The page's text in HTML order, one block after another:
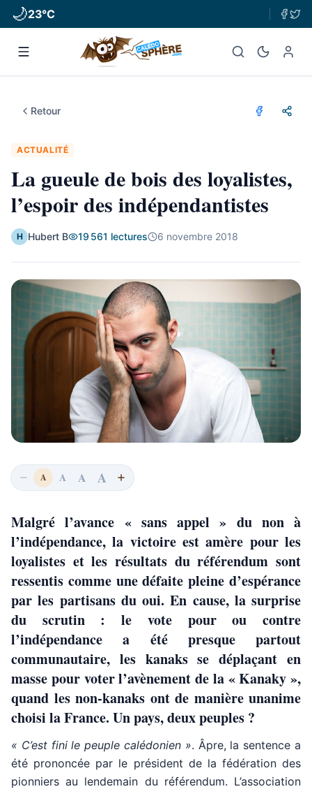
🌙23°C
Retour
ACTUALITÉ
La gueule de bois des loyalistes,
l’espoir des indépendantistes
H Hubert B 19 561 lectures 6 novembre 2018
A A A A
Malgré l’avance « sans appel » du non à
l’indépendance, la victoire est amère pour les
loyalistes et les résultats du référendum sont
ressentis comme une défaite pleine d’espérance
par les partisans du oui. En cause, la surprise
du scrutin : le vote pour ou contre
l’indépendance a été presque partout
communautaire, les kanaks se déplaçant en
masse pour voter l’avènement de la « Kanaky »,
quand les non-kanaks ont de manière unanime
choisi la France. Un pays, deux peuples ?
« C’est fini le peuple calédonien ». Âpre, la sentence a
été prononcée par le président de la fédération des
pionniers au lendemain du référendum. L’association